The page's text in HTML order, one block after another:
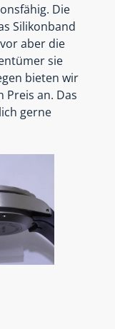
Die
Silikonband
aber die
sie
bieten wir
Preis an. Das
gerne